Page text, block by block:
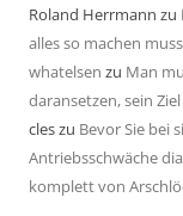
Roland Herrmann zu
alles so machen
whatelsen zu Man
daransetzen, sein
cleszu Bevor Sie bei
Antriebsschwäche
komplett von